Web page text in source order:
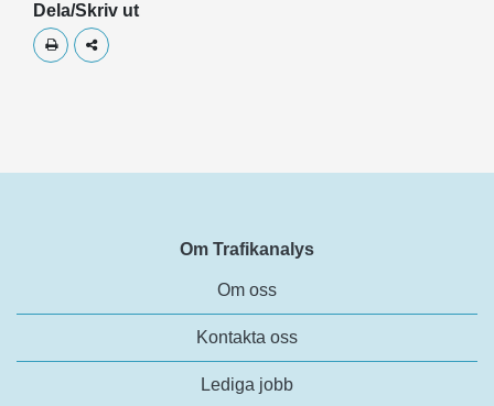
Dela/Skriv ut
Skriv utDela
Om Trafikanalys
Om oss
Kontakta oss
Lediga jobb